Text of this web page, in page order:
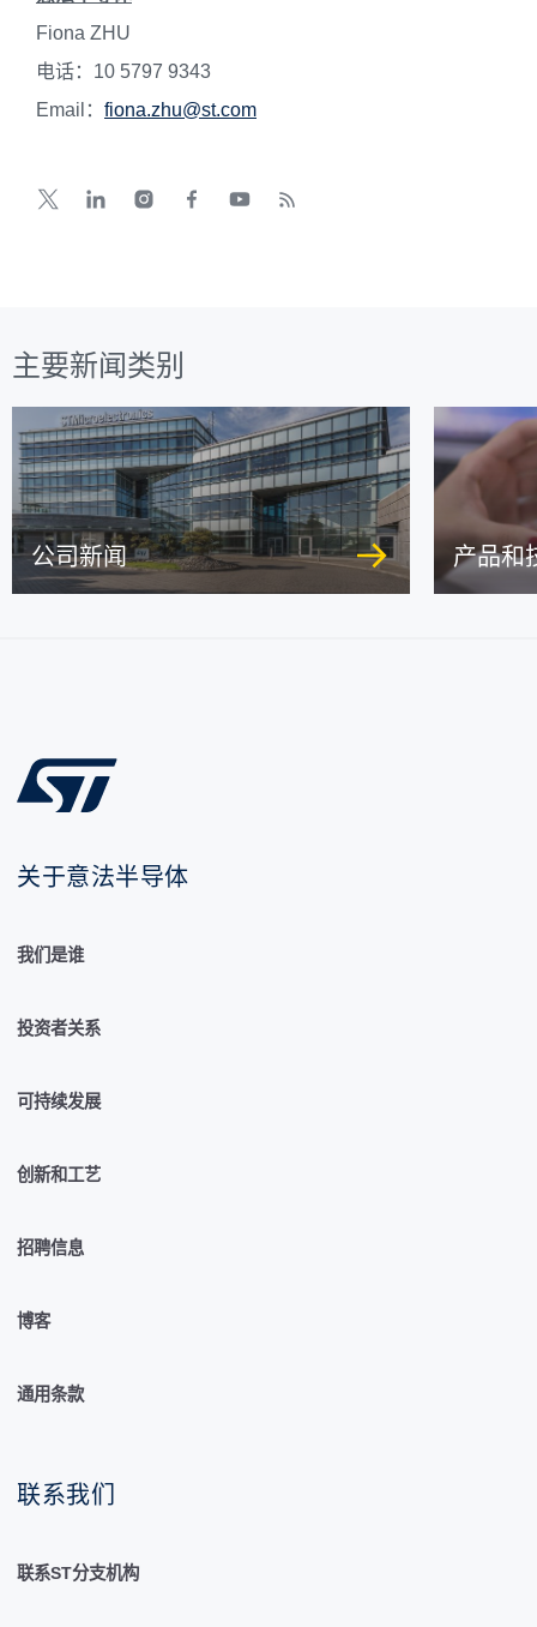
Fiona ZHU
电话：10 5797 9343
Email： fiona.zhu@st.com
主要新闻类别
公司新闻 产品和
关于意法半导体
我们是谁
投资者关系
可持续发展
创新和工艺
招聘信息
博客
通用条款
联系我们
联系ST分支机构